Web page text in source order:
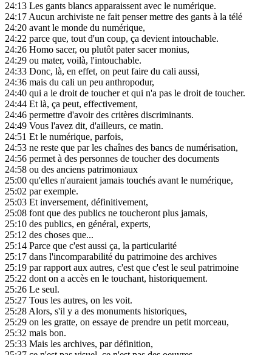
24:13 Les gants blancs apparaissent avec le numérique.
24:17Aucun archiviste ne fait penser mettre des gants à la télé
24:20 avant le monde du numérique,
24:22 parce que, tout d'un coup, ça devient intouchable.
24:26 Homo sacer, ou plutôt pater sacer monius,
24:29 ou mater, voilà, l'intouchable.
24:33 Donc, là, en effet, on peut faire du cali aussi,
24:36 mais du cali un peu anthropodur,
24:40 qui a le droit de toucher et qui n'a pas le droit de toucher.
24:44 Et là, ça peut, effectivement,
24:46 permettre d'avoir des critères discriminants.
24:49 Vous l'avez dit, d'ailleurs, ce matin.
24:51 Et le numérique, parfois,
24:53 ne reste que par les chaînes des bancs de numérisation,
24:56 permet à des personnes de toucher des documents
24:58 ou des anciens patrimoniaux
25:00 qu'elles n'auraient jamais touchés avant le numérique,
25:02 par exemple.
25:03 Et inversement, définitivement,
25:08 font que des publics ne toucheront plus jamais,
25:10 des publics, en général, experts,
25:12 des choses que...
25:14 Parce que c'est aussi ça, la particularité
25:17 dans l'incomparabilité du patrimoine des archives
25:19 par rapport aux autres, c'est que c'est le seul patrimoine
25:22 dont on a accès en le touchant, historiquement.
25:26 Le seul.
25:27 Tous les autres, on les voit.
25:28Alors, s'il y a des monuments historiques,
25:29 on les gratte, on essaye de prendre un petit morceau,
25:32 mais bon.
25:33 Mais les archives, par définition,